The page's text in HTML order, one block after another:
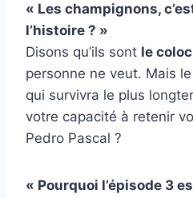
« Les champignons,
l’histoire ? »
Disons qu’ils sont le
personne ne veut. Mais
qui survivra le plus
votre capacité à retenir
Pedro Pascal ?
« Pourquoi l’épisode 3